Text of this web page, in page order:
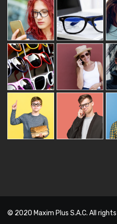
© 2020 Maxim Plus S.A.C. All